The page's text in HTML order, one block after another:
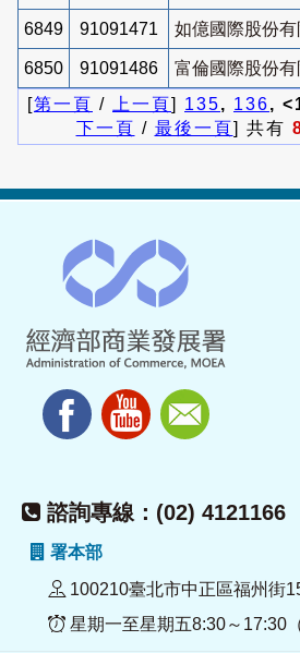
6849 91091471 如億國際股份有
6850 91091486
富倫國際股份有
[第一頁 / 上一頁] 135, 136,
下一頁 / 最後一頁] 共有
諮詢專線：(02) 4121166
署本部
100210臺北市中正區福州街
星期一至星期五8:30～17:30